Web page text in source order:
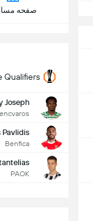
صفحه
Qualifiers
Joseph
Pavlidis
Benfica
PAOK